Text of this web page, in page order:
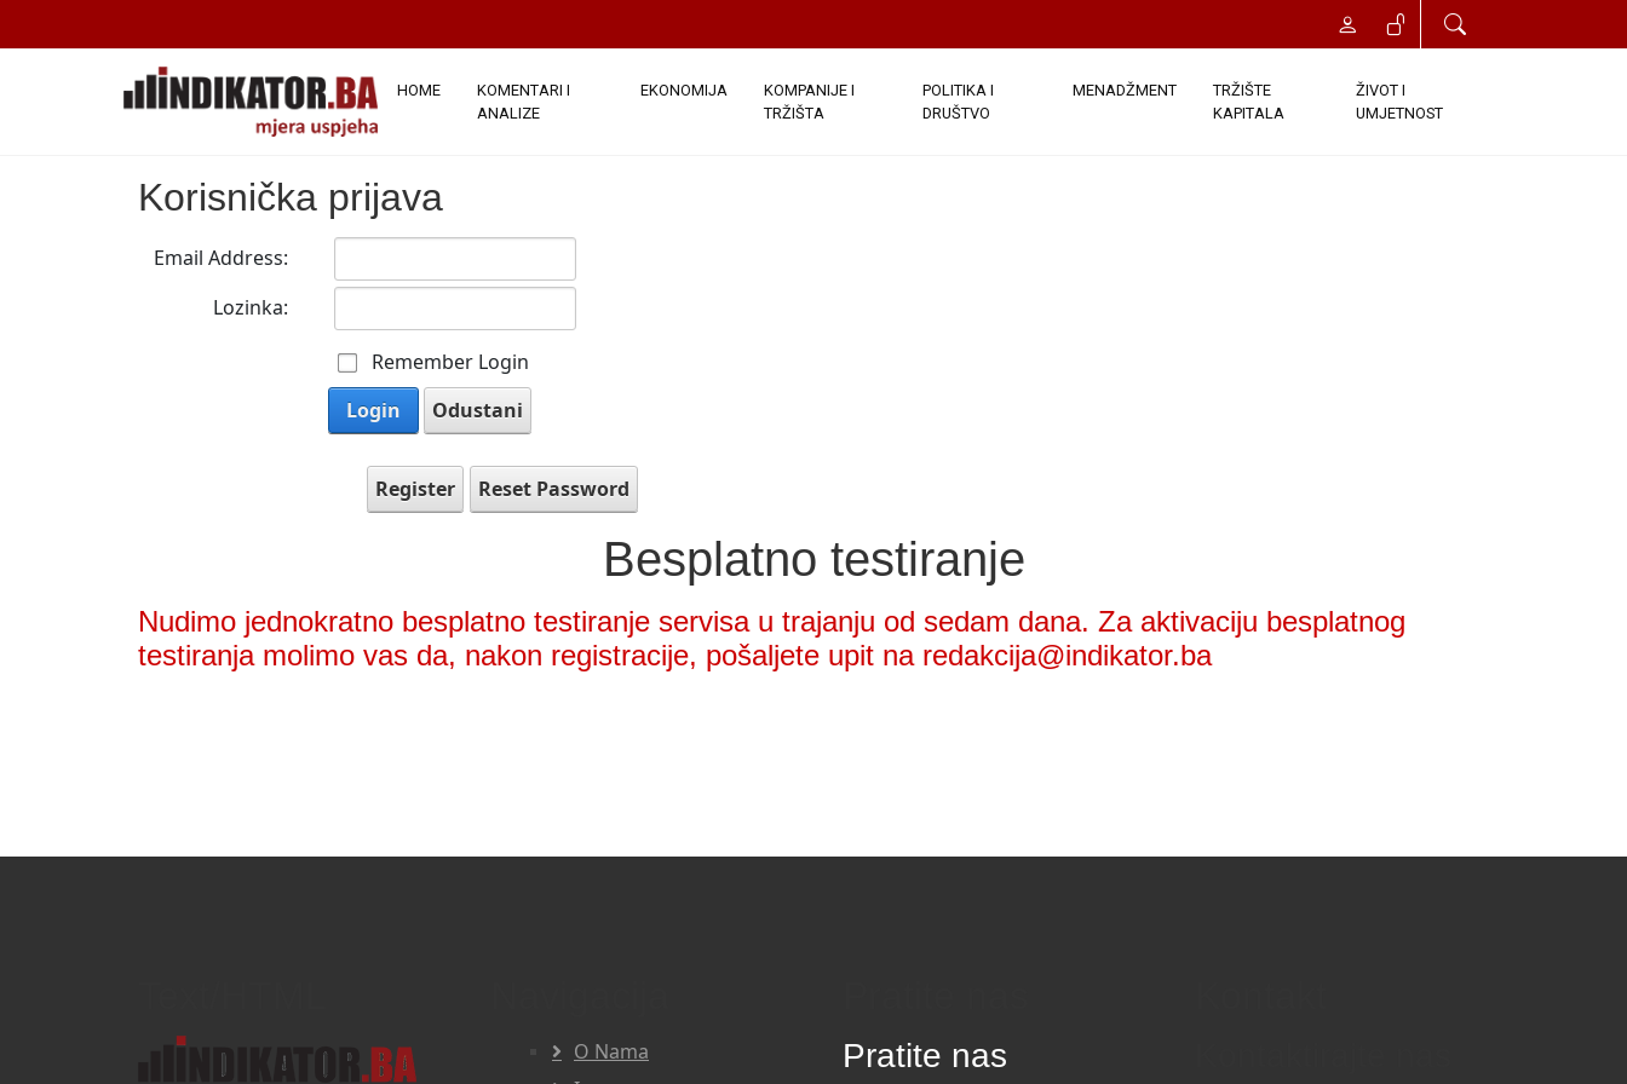
HOME
KOMENTARI I
ANALIZE
EKONOMIJA
KOMPANIJE I
TRŽIŠTA
POLITIKA I
DRUŠTVO
MENADŽMENT
TRŽIŠTE
KAPITALA
ŽIVOT I
UMJETNOST
Korisnička prijava
Email Address:
Lozinka:
Remember Login
Login
Odustani
Register Reset Password
Besplatno testiranje
Nudimo jednokratno besplatno testiranje servisa u trajanju od sedam dana. Za aktivaciju besplatnog
testiranja molimo vas da, nakon registracije, pošaljete upit na redakcija@indikator.ba
O Nama
Pratite nas